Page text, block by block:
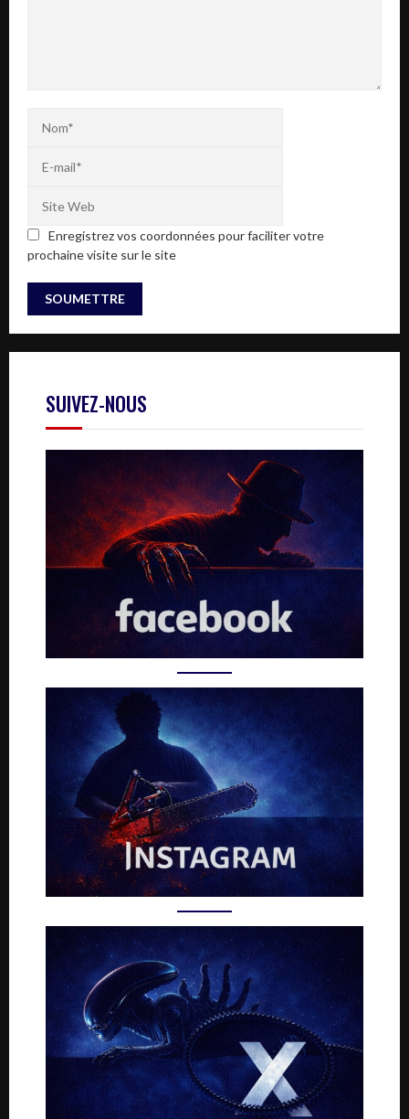
Enregistrez vos coordonnées pour faciliter votre
prochaine visite sur le site
SUIVEZ-NOUS